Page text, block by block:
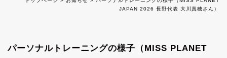
JAPAN 2026 長野代表 大川真穂さん）
パーソナルトレーニングの様子（MISS PLANET